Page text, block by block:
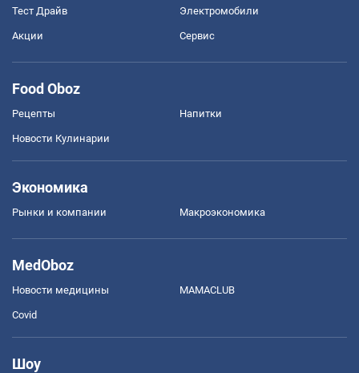
Тест Драйв Электромобили
Акции Сервис
Food Oboz
Рецепты Напитки
Новости Кулинарии
Экономика
Рынки и компании Mакроэкономика
MedOboz
Новости медицины MAMACLUB
Covid
Шоу